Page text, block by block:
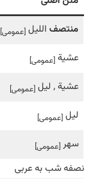
منتصفالليل [عمومی]
عشية [عمومی]
عشية , ليل [عمومی]
ليل [عمومی]
سهر [عمومی]
نصفه شب به عربی